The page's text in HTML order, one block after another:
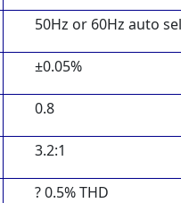
50Hz or 60Hz auto
±0.05%
0.8
3.2:1
? 0.5% THD